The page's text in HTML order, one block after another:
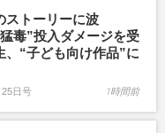
ストーリーに波
毒”投入ダメージを受
、“子ども向け作品”に
日号 1時間前